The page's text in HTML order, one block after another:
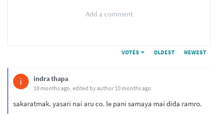
Add a comment
VOTES OLDEST NEWEST
indra thapa
10 months ago , edited by author 10 months ago
sakaratmak. yasari nai aru co. le pani samaya mai dida ramro.